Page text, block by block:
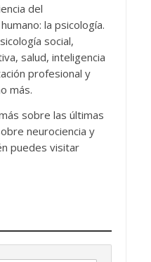
del
la psicología.
social,
salud, inteligencia
profesional y
más.
sobre las últimas
neurociencia y
puedes visitar